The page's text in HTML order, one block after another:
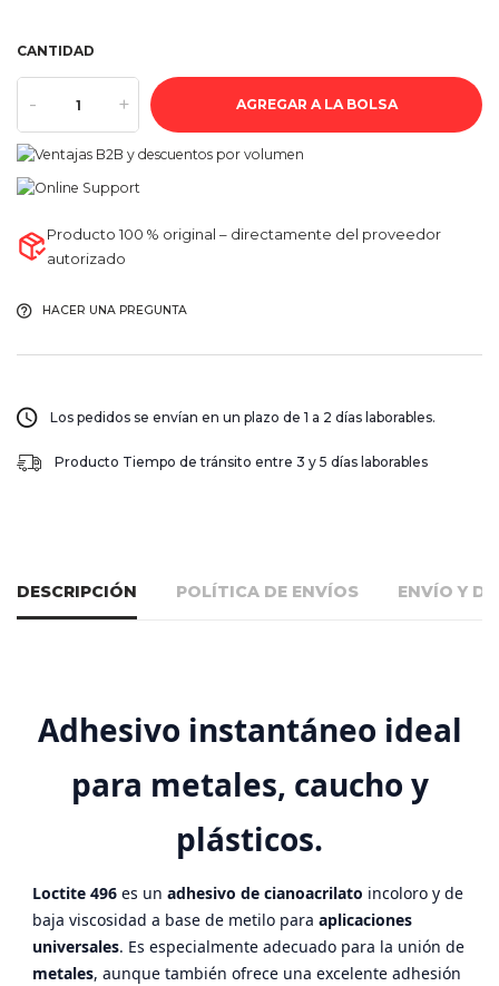
CANTIDAD
- + AGREGAR A LA BOLSA
Producto 100 % original – directamente del proveedor
autorizado
HACER UNA PREGUNTA
Los pedidos se envían en un plazo de 1 a 2 días laborables.
Producto Tiempo de tránsito entre 3 y 5 días laborables
DESCRIPCIÓN POLÍTICA DE ENVÍOS ENVÍO Y
Adhesivo instantáneo ideal
para metales, caucho y
plásticos.
Loctite 496 es un adhesivo de cianoacrilato incoloro y de
baja viscosidad a base de metilo para aplicaciones
universales. Es especialmente adecuado para la unión de
metales, aunque también ofrece una excelente adhesión